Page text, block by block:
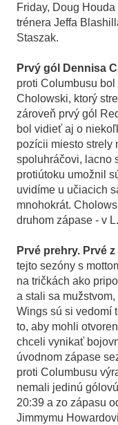
Friday, Doug
trénera Jeffa
Staszak.
Prvý gól Dennisa
proti Columbusu
Cholowski, ktorý
zároveň prvý gól
bol vidieť aj o
pozícii miesto strely
spoluhráčovi, lacno
protiútoku umožnil
uvidíme u učiacich
mnohokrát.
druhom zápase - v
Prvé prehry. Prvé
tejto sezóny s
na tričkách ako
a stali sa
Wings sú si vedomí
to, aby mohli
chceli vynikať
úvodnom zápase
proti Columbusu
nemali jedinú
20:39 a zo zápasu
Jimmymu